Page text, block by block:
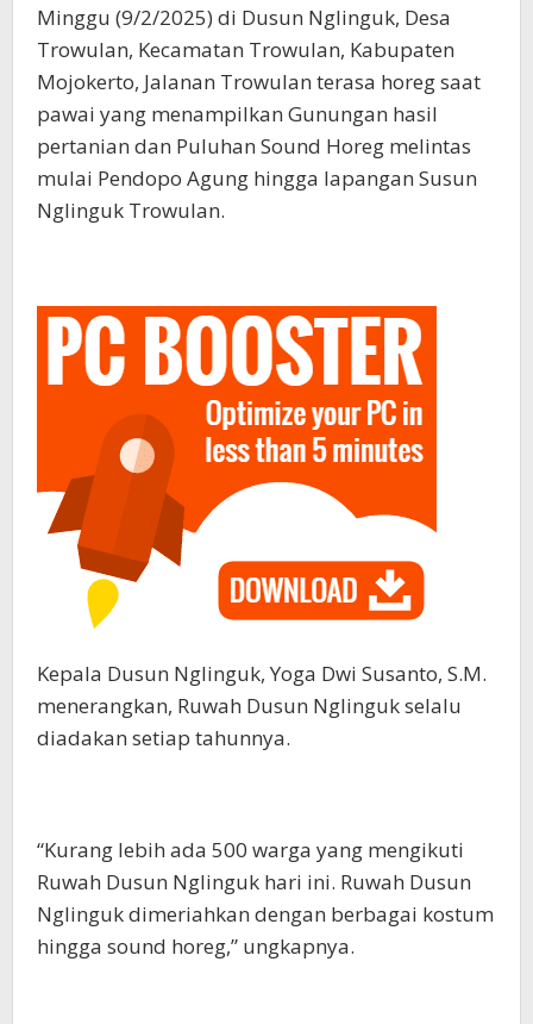
Minggu (9/2/2025) di Dusun Nglinguk, Desa
Trowulan, Kecamatan Trowulan, Kabupaten
Mojokerto, Jalanan Trowulan terasa horeg saat
pawai yang menampilkan Gunungan hasil
pertanian dan Puluhan Sound Horeg melintas
mulai Pendopo Agung hingga lapangan Susun
Nglinguk Trowulan.
Kepala Dusun Nglinguk, Yoga Dwi Susanto, S.M.
menerangkan, Ruwah Dusun Nglinguk selalu
diadakan setiap tahunnya.
“Kurang lebih ada 500 warga yang mengikuti
Ruwah Dusun Nglinguk hari ini. Ruwah Dusun
Nglinguk dimeriahkan dengan berbagai kostum
hingga sound horeg,” ungkapnya.